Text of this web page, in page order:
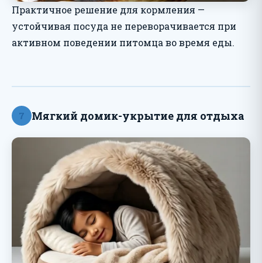
Практичное решение для кормления —
устойчивая посуда не переворачивается при
активном поведении питомца во время еды.
7 Мягкий домик-укрытие для отдыха